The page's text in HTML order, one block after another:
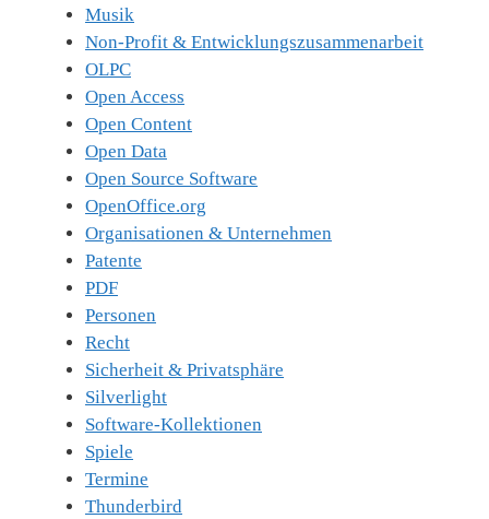
Musik
Non-Profit & Entwicklungszusammenarbeit
OLPC
Open Access
Open Content
Open Data
Open Source Software
OpenOffice.org
Organisationen & Unternehmen
Patente
PDF
Personen
Recht
Sicherheit & Privatsphäre
Silverlight
Software-Kollektionen
Spiele
Termine
Thunderbird